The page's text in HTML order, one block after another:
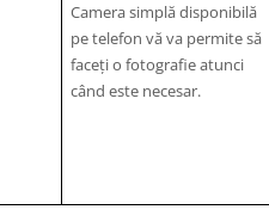
Camera simplă disponibilă
pe telefon vă va permite să
faceți o fotografie atunci
când este necesar.